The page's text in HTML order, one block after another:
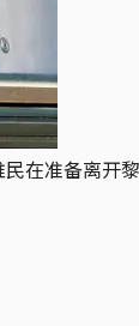
在准备离开